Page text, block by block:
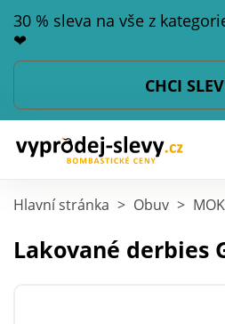
30 % sleva na vše z
❤
CHCI
Hlavní stránka > Obuv >
Lakované derbies